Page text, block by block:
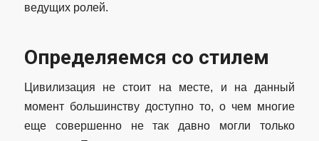
ведущих ролей.
Определяемся со стилем
Цивилизация не стоит на месте, и на данный
момент большинству доступно то, о чем многие
еще совершенно не так давно могли только